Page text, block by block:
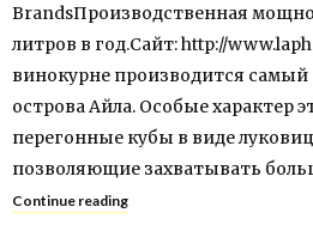
BrandsПроизводственная
литров в год.Сайт: http://
винокурне производится
острова Айла. Особые характер
перегонные кубы в виде
позволяющие захватывать
Continue reading